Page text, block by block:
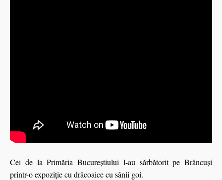
Cei de la Primăria Bucureştiului l-au sărbătorit pe Brâncuşi
printr-o expoziţie cu drăcoaice cu sânii goi.